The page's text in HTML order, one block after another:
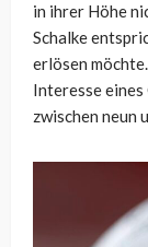
in ihrer Höhe
Schalke
erlösen
Interesse
zwischen neun